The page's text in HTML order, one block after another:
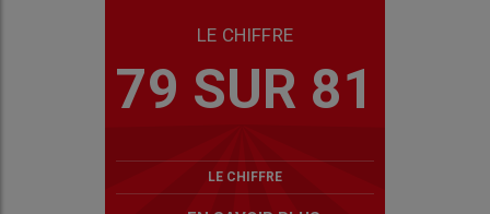
LE CHIFFRE
79 SUR 81
LE CHIFFRE